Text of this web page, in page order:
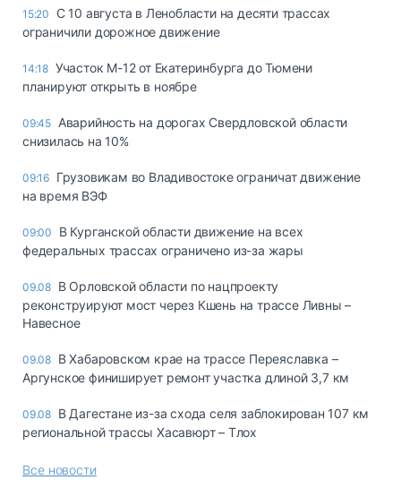
15:20
С 10 августа в Ленобласти на десяти трассах
ограничили дорожное движение
14:18 Участок М-12 от Екатеринбурга до Тюмени
планируют открыть в ноябре
09:45 Аварийность на дорогах Свердловской области
снизилась на 10%
09:16 Грузовикам во Владивостоке ограничат движение
на время ВЭФ
09:00
В Курганской области движение на всех
федеральных трассах ограничено из-за жары
09.08 В Орловской области по нацпроекту
реконструируют мост через Кшень на трассе Ливны –
Навесное
09.08 В Хабаровском крае на трассе Переяславка –
Аргунское финиширует ремонт участка длиной 3,7 км
09.08 В Дагестане из-за схода селя заблокирован 107 км
региональной трассы Хасавюрт – Тлох
Все новости